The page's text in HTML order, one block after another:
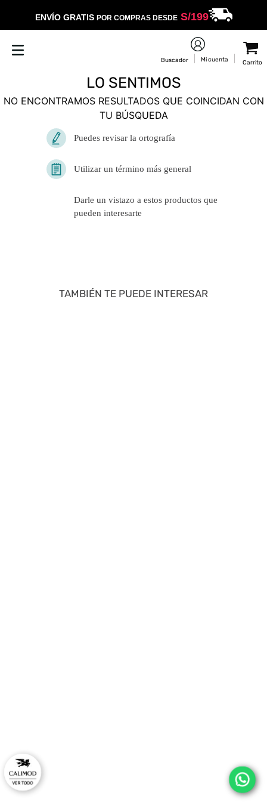
ENVÍO GRATIS POR COMPRAS DESDES/199
LO SENTIMOS
NO ENCONTRAMOS RESULTADOS QUE COINCIDAN CON
TU BÚSQUEDA
Puedes revisar la ortografía
Utilizar un término más general
Darle un vistazo a estos productos
que pueden interesarte